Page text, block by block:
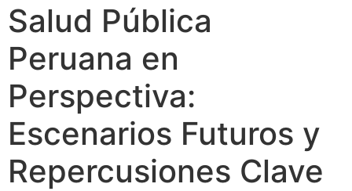
Salud Pública
Peruana en
Perspectiva:
Escenarios Futuros y
Repercusiones Clave